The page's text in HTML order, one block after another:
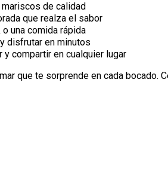
de calidad
que realza el sabor
o una comida rápida
disfrutar en minutos
y compartir en cualquier lugar
que te sorprende en cada bocado.